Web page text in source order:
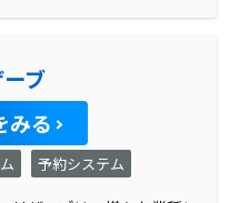
ブ
みる
予約システム